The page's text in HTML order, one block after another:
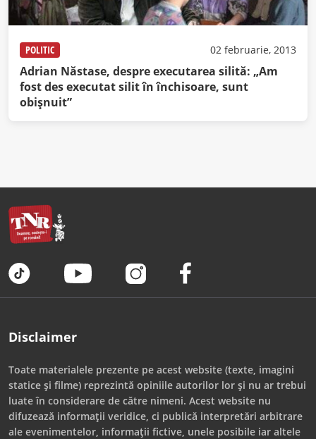
POLITIC 02 februarie, 2013
Adrian Năstase, despre executarea silită: „Am
fost des executat silit în închisoare, sunt
obişnuit”
Disclaimer
Toate materialele prezente pe acest website (texte, imagini
statice și filme) reprezintă opiniile autorilor lor și nu ar trebui
luate în considerare de către nimeni. Acest website nu
difuzează informații veridice, ci publică interpretări arbitrare
ale evenimentelor, informații fictive, unele posibile iar altele